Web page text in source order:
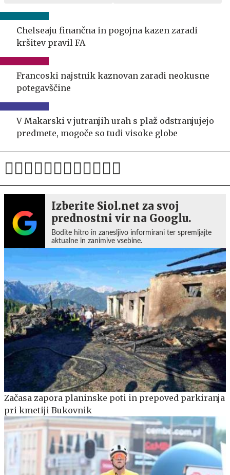
Chelseaju finančna in pogojna kazen zaradi
kršitev pravil FA
Francoski najstnik kaznovan zaradi neokusne
potegavščine
V Makarski v jutranjih urah s plaž odstranjujejo
predmete, mogoče so tudi visoke globe
Izberite Siol.net za svoj
prednostni vir na Googlu.
Bodite hitro in zanesljivo informirani ter spremljajte
aktualne in zanimive vsebine.
Začasa zapora planinske poti in prepoved parkiranja
pri kmetiji Bukovnik